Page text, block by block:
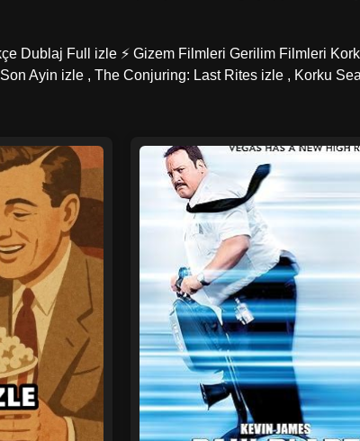
Dublaj Full izle ⚡ Gizem Filmleri Gerilim Filmleri
Ayin izle , The Conjuring: Last Rites izle , Korku